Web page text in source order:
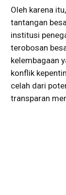
Oleh karena
tantangan
institusi
terobosan
kelembagaan
konflik
celah dari
transparan